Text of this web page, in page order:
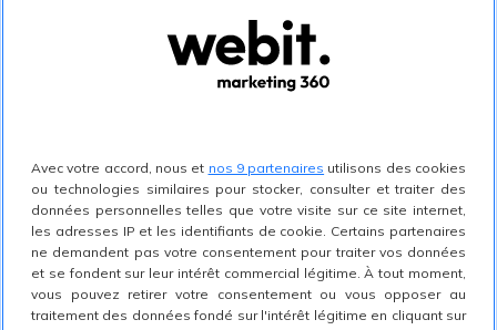
Avec votre accord, nous et nos 9 partenaires utilisons des cookies
ou technologies similaires pour stocker, consulter et traiter des
données personnelles telles que votre visite sur ce site internet,
les adresses IP et les identifiants de cookie. Certains partenaires
ne demandent pas votre consentement pour traiter vos données
et se fondent sur leur intérêt commercial légitime. À tout moment,
vous pouvez retirer votre consentement ou vous opposer au
traitement des données fondé sur l'intérêt légitime en cliquant sur
Collecte de données: La personnalisation
des sites internet repose sur la collecte de
données pertinentes sur les audiences. Cela
interactions passées sur le site, etc. Bien
entendu, les entreprises doivent être
transparentes quant à la collecte de
données et obtenir le consentement des
utilisateurs pour les utiliser à des fins de
personnalisation, notamment avec les